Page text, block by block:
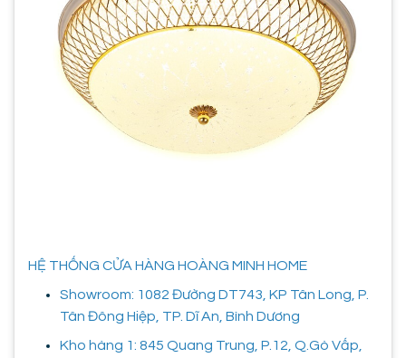
HỆ THỐNG CỬA HÀNG HOÀNG MINH HOME
Showroom: 1082 Đường DT743, KP Tân Long, P.
Tân Đông Hiệp, TP. Dĩ An, Bình Dương
Kho hàng 1: 845 Quang Trung, P.12, Q.Gò Vấp,